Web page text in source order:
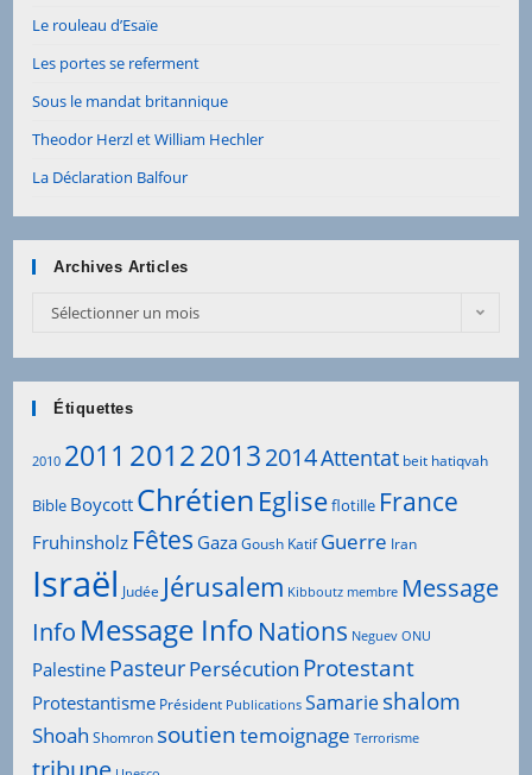
Le rouleau d’Esaïe
Les portes se referment
Sous le mandat britannique
Theodor Herzl et William Hechler
La Déclaration Balfour
Archives Articles
Sélectionner un mois
Étiquettes
2010 2011 201220132014Attentat beit hatiqvah
Bible Boycott Chrétien Egliseflotille France
Fruhinsholz Fêtes GazaGoush Katif Guerre Iran
Israël Judée Jérusalem Kibboutz membre Message
Info Message Info Nations Neguev ONU
Palestine PasteurPersécution Protestant
Protestantisme Président Publications Samarieshalom
Shoah Shomron soutientemoignage Terrorisme